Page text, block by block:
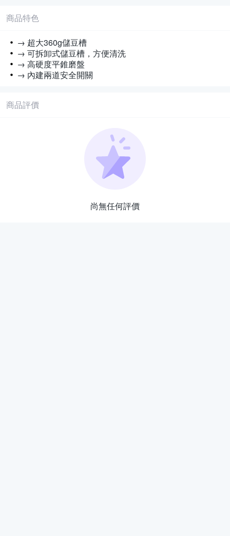
商品特色
→ 超大360g儲豆槽
→ 可拆卸式儲豆槽，方便清洗
→ 高硬度平錐磨盤
→ 內建兩道安全開關
商品評價
尚無任何評價